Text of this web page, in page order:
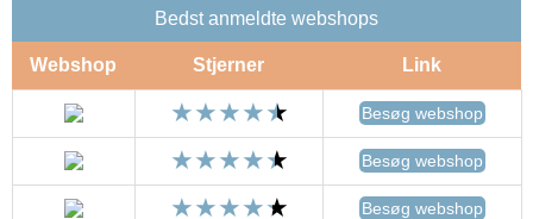
Bedst anmeldte webshops
Webshop Stjerner Link
Besøg webshop
Besøg webshop
Besøg webshop